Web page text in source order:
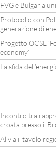
FVG e Bulgaria
Protocollo con
generazione di
Progetto OCSE
economy’
La sfida
Incontro tra
croata presso il
Al via il tavolo